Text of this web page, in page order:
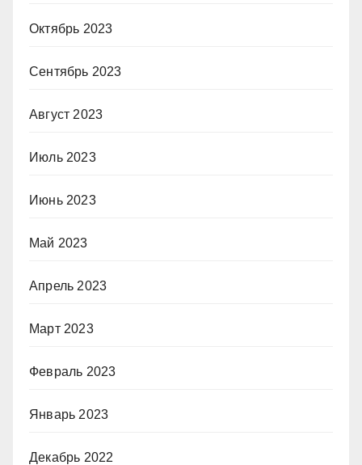
Октябрь 2023
Сентябрь 2023
Август 2023
Июль 2023
Июнь 2023
Май 2023
Апрель 2023
Март 2023
Февраль 2023
Январь 2023
Декабрь 2022